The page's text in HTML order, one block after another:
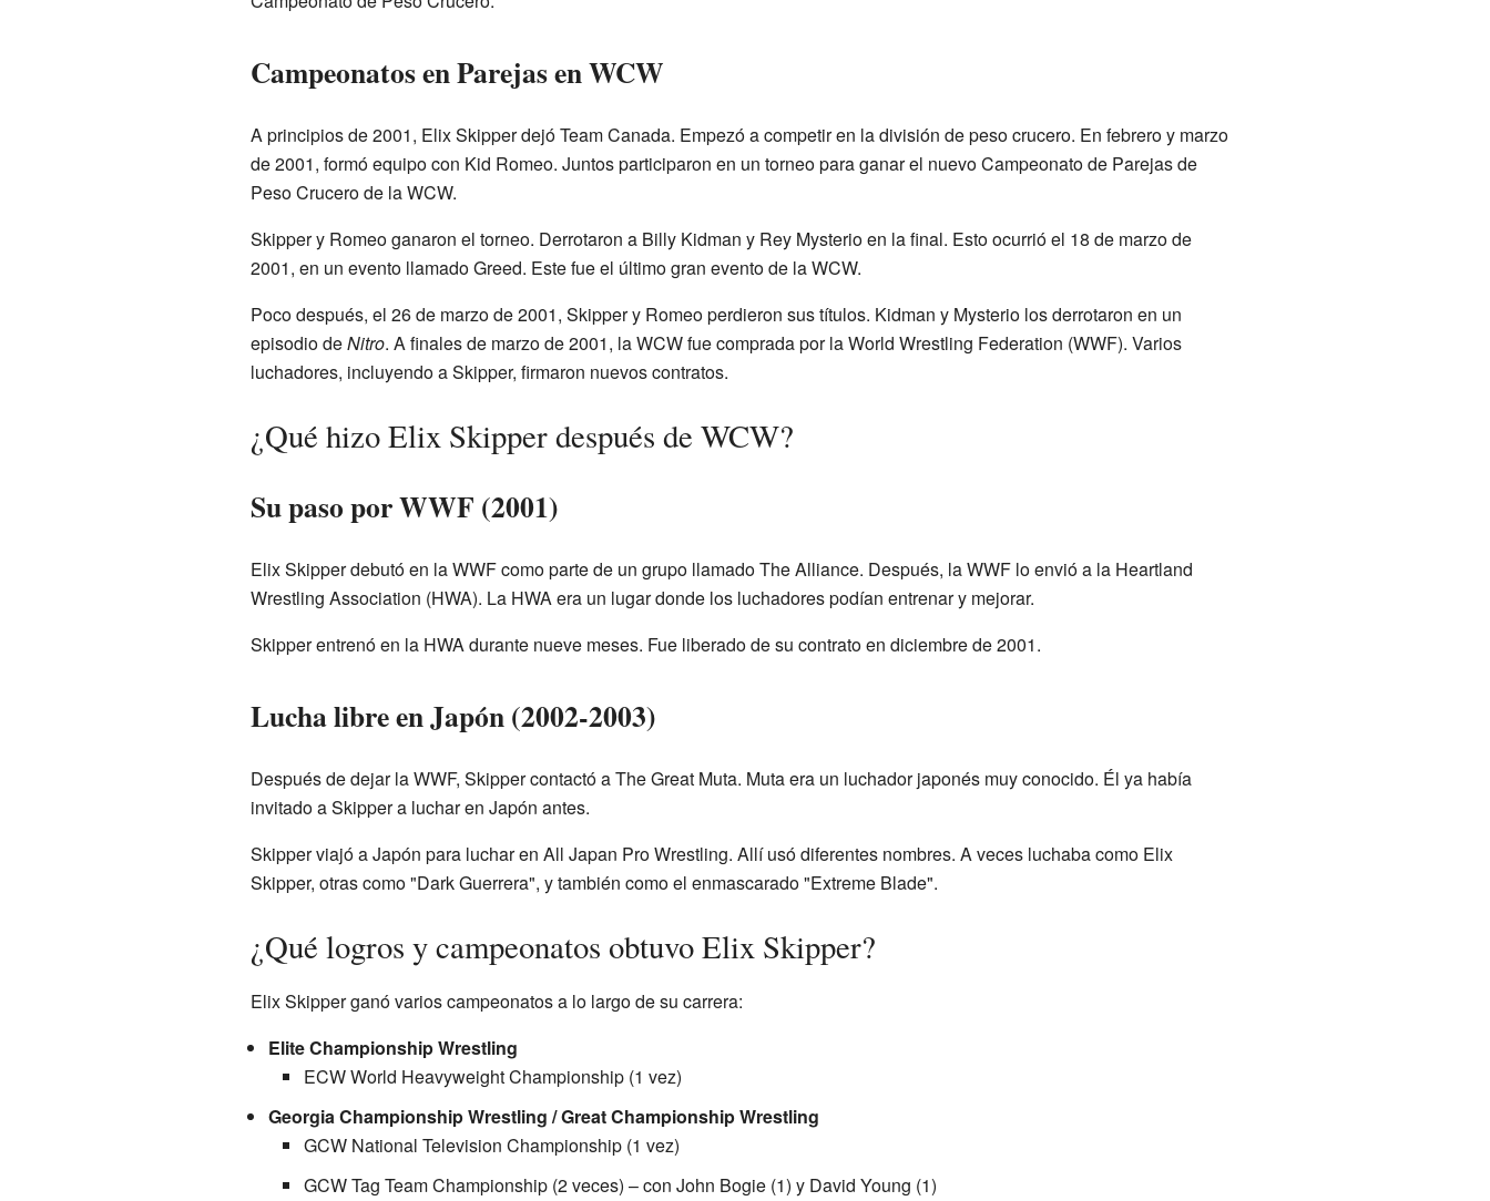
Campeonatos en Parejas en WCW
A principios de 2001, Elix Skipper dejó Team Canada. Empezó a competir en la división de peso crucero. En febrero y marzo
de 2001, formó equipo con Kid Romeo. Juntos participaron en un torneo para ganar el nuevo Campeonato de Parejas de
Peso Crucero de la WCW.
Skipper y Romeo ganaron el torneo. Derrotaron a Billy Kidman y Rey Mysterio en la final. Esto ocurrió el 18 de marzo de
2001, en un evento llamado Greed. Este fue el último gran evento de la WCW.
Poco después, el 26 de marzo de 2001, Skipper y Romeo perdieron sus títulos. Kidman y Mysterio los derrotaron en un
episodio deNitro. A finales de marzo de 2001, la WCW fue comprada por la World Wrestling Federation (WWF). Varios
luchadores, incluyendo a Skipper, firmaron nuevos contratos.
¿Qué hizo Elix Skipper después de WCW?
Su paso por WWF (2001)
Elix Skipper debutó en la WWF como parte de un grupo llamado The Alliance. Después, la WWF lo envió a la Heartland
Wrestling Association (HWA). La HWA era un lugar donde los luchadores podían entrenar y mejorar.
Skipper entrenó en la HWA durante nueve meses. Fue liberado de su contrato en diciembre de 2001.
Lucha libre en Japón (2002-2003)
Después de dejar la WWF, Skipper contactó a The Great Muta. Muta era un luchador japonés muy conocido. Él ya había
invitado a Skipper a luchar en Japón antes.
Skipper viajó a Japón para luchar en All Japan Pro Wrestling. Allí usó diferentes nombres. A veces luchaba como Elix
Skipper, otras como "Dark Guerrera", y también como el enmascarado "Extreme Blade".
¿Qué logros y campeonatos obtuvo Elix Skipper?
Elix Skipper ganó varios campeonatos a lo largo de su carrera:
Elite Championship Wrestling
ECW World Heavyweight Championship (1 vez)
Georgia Championship Wrestling / Great Championship Wrestling
GCW National Television Championship (1 vez)
GCW Tag Team Championship (2 veces) – con John Bogie (1) y David Young (1)